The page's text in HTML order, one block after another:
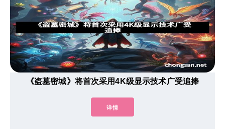
《盗墓密城》将首次采用4K级显示技术广受追捧
详情